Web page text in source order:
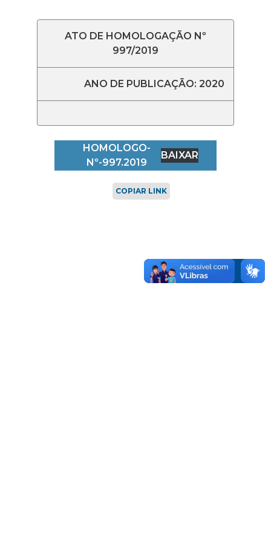
ATO DE HOMOLOGAÇÃO Nº
997/2019
ANO DE PUBLICAÇÃO: 2020
HOMOLOGO-
Nº-997.2019
BAIXAR
COPIAR LINK